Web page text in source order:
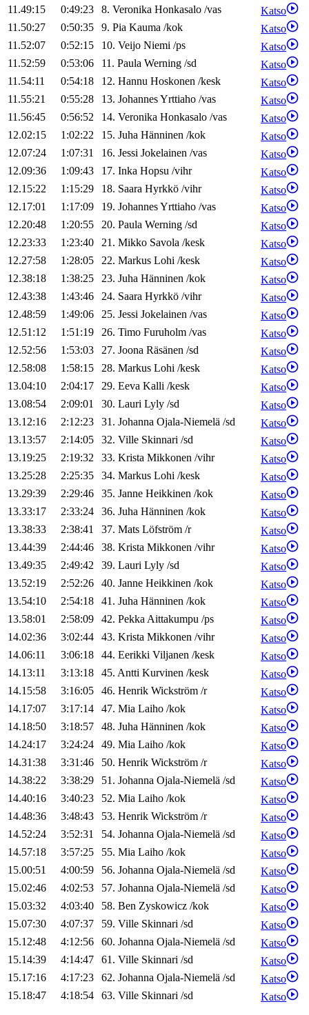
11.49:15
0:49:23 8. Veronika Honkasalo /vas
Katso
11.50:27
0:50:35 9. Pia Kauma /kok
Katso
11.52:07
0:52:15 10. Veijo Niemi /ps
Katso
11.52:59
0:53:06 11. Paula Werning /sd
Katso
11.54:11
0:54:18 12. Hannu Hoskonen /kesk
Katso
11.55:21
0:55:28 13. JohannesYrttiaho /vas
Katso
11.56:45
0:56:52 14. Veronika Honkasalo /vas
Katso
12.02:15
1:02:22 15. Juha Hänninen /kok
Katso
12.07:24
1:07:31 16. Jessi Jokelainen /vas
Katso
12.09:36
1:09:43 17. Inka Hopsu /vihr
Katso
12.15:22
1:15:29 18. Saara Hyrkkö /vihr
Katso
12.17:01
1:17:09 19. JohannesYrttiaho /vas
Katso
12.20:48
1:20:55 20. Paula Werning /sd
Katso
12.23:33
1:23:40 21. Mikko Savola /kesk
Katso
12.27:58
1:28:05 22. Markus Lohi /kesk
Katso
12.38:18
1:38:25 23. Juha Hänninen /kok
Katso
12.43:38
1:43:46 24. Saara Hyrkkö /vihr
Katso
12.48:59
1:49:06 25. Jessi Jokelainen /vas
Katso
12.51:12
1:51:19 26. Timo Furuholm /vas
Katso
12.52:56
1:53:03 27. Joona Räsänen /sd
Katso
12.58:08
1:58:15 28. Markus Lohi /kesk
Katso
13.04:10
2:04:17 29. Eeva Kalli /kesk
Katso
13.08:54
2:09:01 30. Lauri Lyly /sd
Katso
13.12:16
2:12:23 31. Johanna Ojala-Niemelä /sd
Katso
13.13:57
2:14:05 32. Ville Skinnari /sd
Katso
13.19:25
2:19:32 33. Krista Mikkonen /vihr
Katso
13.25:28
2:25:35 34. Markus Lohi /kesk
Katso
13.29:39
2:29:46 35. Janne Heikkinen /kok
Katso
13.33:17
2:33:24 36. Juha Hänninen /kok
Katso
13.38:33
2:38:41 37. Mats Löfström /r
Katso
13.44:39
2:44:46 38. Krista Mikkonen /vihr
Katso
13.49:35
2:49:42 39. Lauri Lyly /sd
Katso
13.52:19
2:52:26 40. Janne Heikkinen /kok
Katso
13.54:10
2:54:18 41. Juha Hänninen /kok
Katso
13.58:01
2:58:09 42. PekkaAittakumpu /ps
Katso
14.02:36
3:02:44 43. Krista Mikkonen /vihr
Katso
14.06:11
3:06:18 44. Eerikki Viljanen /kesk
Katso
14.13:11
3:13:18 45. Antti Kurvinen /kesk
Katso
14.15:58
3:16:05 46. Henrik Wickström /r
Katso
14.17:07
3:17:14 47. Mia Laiho /kok
Katso
14.18:50
3:18:57 48. Juha Hänninen /kok
Katso
14.24:17
3:24:24 49. Mia Laiho /kok
Katso
14.31:38
3:31:46 50. Henrik Wickström /r
Katso
14.38:22
3:38:29 51. Johanna Ojala-Niemelä /sd
Katso
14.40:16
3:40:23 52. Mia Laiho /kok
Katso
14.48:36
3:48:43 53. Henrik Wickström /r
Katso
14.52:24
3:52:31 54. Johanna Ojala-Niemelä /sd
Katso
14.57:18
3:57:25 55. Mia Laiho /kok
Katso
15.00:51
4:00:59 56. Johanna Ojala-Niemelä /sd
Katso
15.02:46
4:02:53 57. Johanna Ojala-Niemelä /sd
Katso
15.03:32
4:03:40 58. Ben Zyskowicz /kok
Katso
15.07:30
4:07:37 59. Ville Skinnari /sd
Katso
15.12:48
4:12:56 60. Johanna Ojala-Niemelä /sd
Katso
15.14:39
4:14:47 61. Ville Skinnari /sd
Katso
15.17:16
4:17:23 62. Johanna Ojala-Niemelä /sd
Katso
15.18:47
4:18:54 63. Ville Skinnari /sd Katso